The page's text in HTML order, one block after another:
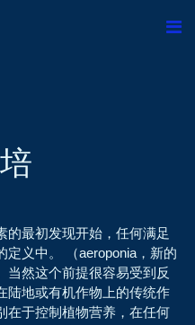
的最初发现开始，任何满足
义中。 （aeroponia，新的
当然这个前提很容易受到反
陆地或有机作物上的传统作
在于控制植物营养，在任何